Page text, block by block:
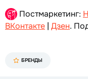
Постмаркетинг:
ВКонтакте | Дзен.
БРЕНДЫ